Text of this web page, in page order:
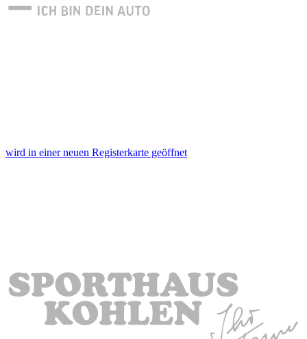
wird in einer neuen Registerkarte geöffnet